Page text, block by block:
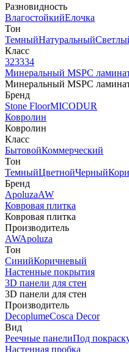
Разновидность
ВлагостойкийЕлочка
Тон
ТемныйНатуральный
Класс
323334
Минеральный MSPC
Минеральный MSPC
Бренд
Stone FloorMICODUR
Ковролин
Ковролин
Класс
БытовойКоммерческий
Тон
ТемныйЦветнойЧерный
Бренд
ApoluzaAW
Ковровая плитка
Ковровая плитка
Производитель
AWApoluza
Тон
СинийКоричневый
Настенные покрытия
3D панели для стен
3D панели для стен
Производитель
DecoplumeCosca Decor
Вид
Реечные панелиПод
Настенная пробка